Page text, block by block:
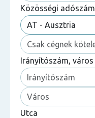
Közösségi adószám
Irányítószám, város
Utca